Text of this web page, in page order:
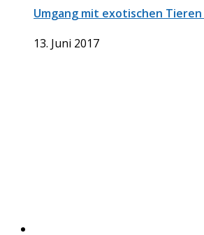
Umgang mit exotischen Tieren
13. Juni 2017